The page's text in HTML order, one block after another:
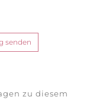
zu diesem